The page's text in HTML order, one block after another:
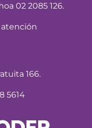
02 2085 126.
atención
166.
5614